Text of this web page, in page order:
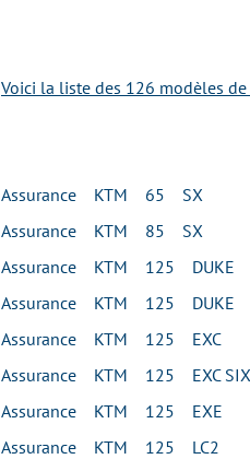
Voici la liste des 126 modèles
Assurance KTM 65 SX
Assurance KTM 85 SX
Assurance KTM 125 DUKE
Assurance KTM 125 DUKE
Assurance KTM 125 EXC
Assurance KTM 125 EXC SIX
Assurance KTM 125 EXE
Assurance KTM 125 LC2